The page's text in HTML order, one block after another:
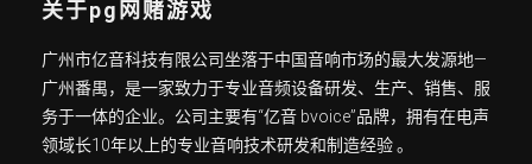
关于pg网赌游戏
广州市亿音科技有限公司坐落于中国音响市场的最大发源地—
广州番禺，是一家致力于专业音频设备研发、生产、销售、服
务于一体的企业。公司主要有“亿音 bvoice”品牌，拥有在电声
领域长10年以上的专业音响技术研发和制造经验 。